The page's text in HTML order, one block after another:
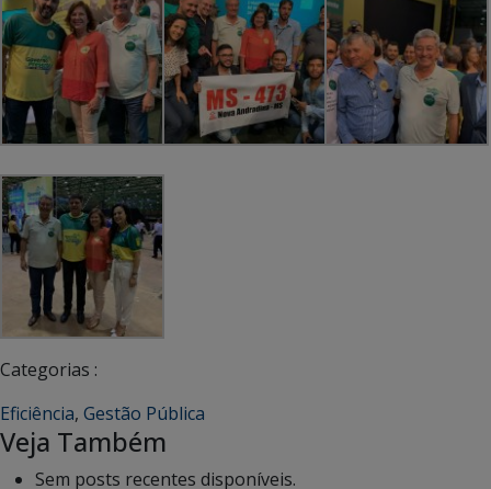
Categorias :
Eficiência, Gestão Pública
Veja Também
Sem posts recentes disponíveis.